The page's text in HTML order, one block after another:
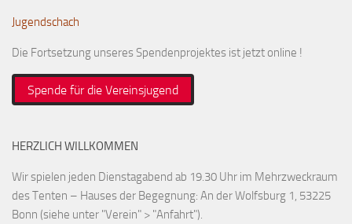
Jugendschach
Die Fortsetzung unseres Spendenprojektes ist jetzt online !
Spende für die Vereinsjugend
HERZLICH WILLKOMMEN
Wir spielen jeden Dienstagabend ab 19.30 Uhr im Mehrzweckraum
des Tenten – Hauses der Begegnung: An der Wolfsburg 1, 53225
Bonn (siehe unter "Verein" > "Anfahrt").